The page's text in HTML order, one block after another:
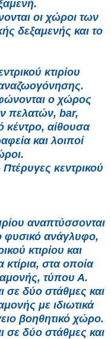
οι χώροι των
δεξαμενής και το
κτιρίου
ο χώρος
πελατών, bar,
κέντρο, αίθουσα
και λοιποί
κεντρικού
αναπτύσσονται
φυσικό ανάγλυφο,
κτιρίου και
στα οποία
τύπου Α.
σε δύο στάθμες και
με ιδιωτικά
βοηθητικό χώρο.
σε δύο στάθμες και